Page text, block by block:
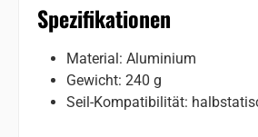
Spezifikationen
Material: Aluminium
Gewicht: 240 g
Seil-Kompatibilität: